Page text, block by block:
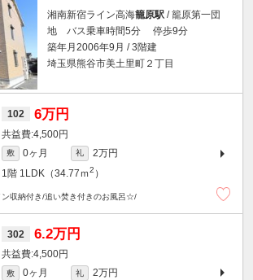
湘南新宿ライン高海籠原駅 / 籠原第一団
地 バス乗車時間5分 停歩9分
築年月2006年9月 / 3階建
埼玉県熊谷市美土里町２丁目
102 6万円
4,500円
敷 0ヶ月 礼
2万円
1階 1LDK（34.77ｍ2 ）
ン収納付き/追い焚き付きのお風呂☆/
302 6.2万円
4,500円
敷 0ヶ月 礼
2万円